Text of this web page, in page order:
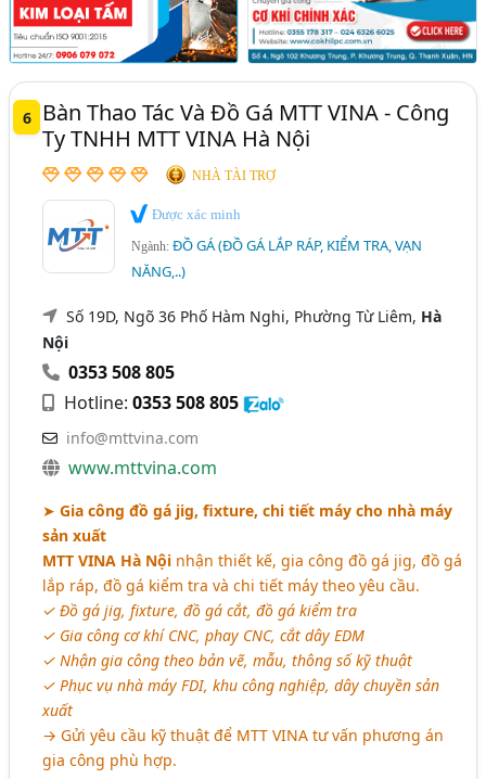
6
Bàn Thao Tác Và Đồ Gá MTT VINA - Công
Ty TNHH MTT VINA Hà Nội
NHÀ TÀI TRỢ
Được xác minh
Ngành:ĐỒ GÁ (ĐỒ GÁ LẮP RÁP, KIỂM TRA, VẠN
NĂNG,..)
Số 19D, Ngõ 36 Phố Hàm Nghi, Phường Từ Liêm, Hà
Nội
0353 508 805
Hotline:0353 508 805
info@mttvina.com
www.mttvina.com
➤ Gia công đồ gá jig, fixture, chi tiết máy cho nhà máy
sản xuất
MTT VINA Hà Nội nhận thiết kế, gia công đồ gá jig, đồ gá
lắp ráp, đồ gá kiểm tra và chi tiết máy theo yêu cầu.
✓ Đồ gá jig, fixture, đồ gá cắt, đồ gá kiểm tra
✓ Gia công cơ khí CNC, phay CNC, cắt dây EDM
✓ Nhận gia công theo bản vẽ, mẫu, thông số kỹ thuật
✓ Phục vụ nhà máy FDI, khu công nghiệp, dây chuyền sản
xuất
→ Gửi yêu cầu kỹ thuật để MTT VINA tư vấn phương án
gia công phù hợp.